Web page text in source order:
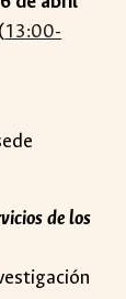
13:00-
de los